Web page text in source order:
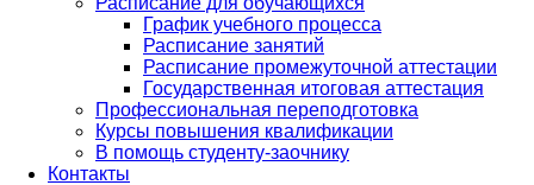
График учебного процесса
Расписание занятий
Расписание промежуточной аттестации
Государственная итоговая аттестация
Профессиональная переподготовка
Курсы повышения квалификации
В помощь студенту-заочнику
Контакты